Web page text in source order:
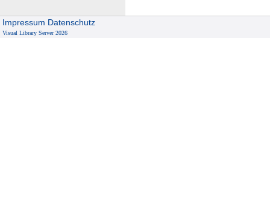
Impressum Datenschutz
Visual Library Server 2026